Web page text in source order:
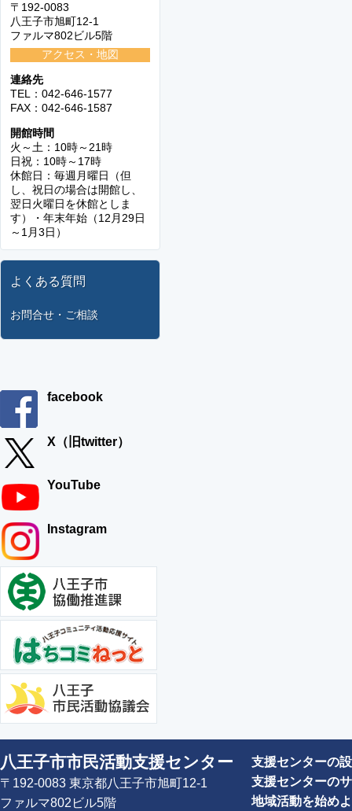
〒192-0083
八王子市旭町12-1
ファルマ802ビル5階
アクセス・地図
連絡先
TEL：042-646-1577
FAX：042-646-1587
開館時間
火～土：10時～21時
日祝：10時～17時
休館日：毎週月曜日（但
し、祝日の場合は開館し、
翌日火曜日を休館としま
す）・年末年始（12月29日
～1月3日）
よくある質問
お問合せ・ご相談
facebook
X（旧twitter）
YouTube
Instagram
八王子市市民活動支援センター
〒192-0083 東京都八王子市旭町12-1
ファルマ802ビル5階
支援センターの
支援センターの
地域活動を始め